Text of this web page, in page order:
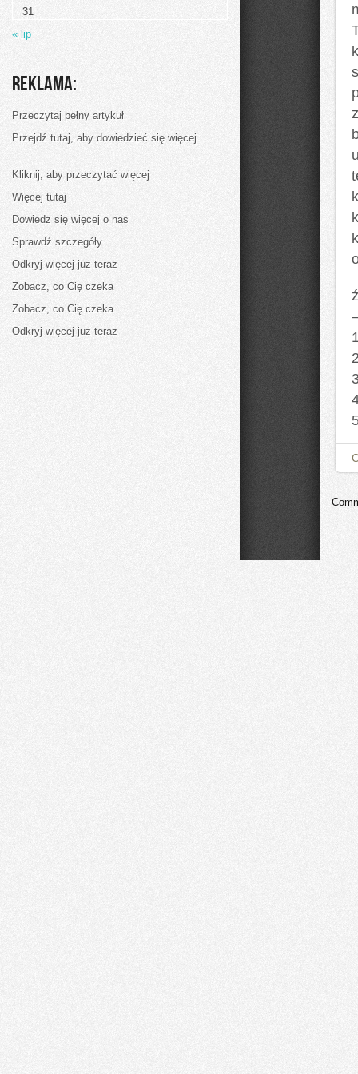
31
« lip
Reklama:
Przeczytaj pełny artykuł
Przejdź tutaj, aby dowiedzieć się więcej
Kliknij, aby przeczytać więcej
Więcej tutaj
Dowiedz się więcej o nas
Sprawdź szczegóły
Odkryj więcej już teraz
Zobacz, co Cię czeka
Zobacz, co Cię czeka
Odkryj więcej już teraz